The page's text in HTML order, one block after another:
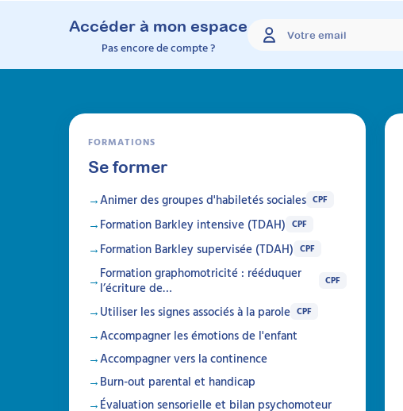
Accéder à mon espace
Pas encore de compte ?
FORMATIONS
Se former
Animer des groupes d'habiletés sociales CPF
Formation Barkley intensive (TDAH) CPF
Formation Barkley supervisée (TDAH) CPF
Formation graphomotricité : rééduquer
l’écriture de…
CPF
Utiliser les signes associés à la parole CPF
Accompagner les émotions de l'enfant
Accompagner vers la continence
Burn-out parental et handicap
Évaluation sensorielle et bilan psychomoteur